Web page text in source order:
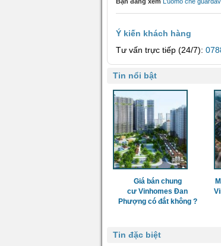
Ý kiến khách hàng
Tư vấn trực tiếp (24/7):
Tin nổi bật
Giá bán chung
cư Vinhomes Đan
Phượng có đắt không ?
Tin đặc biệt